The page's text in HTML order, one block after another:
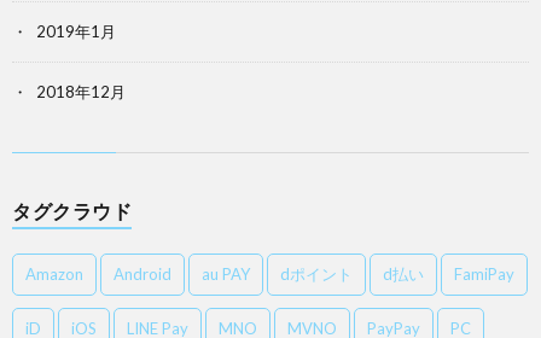
2019年1月
2018年12月
タグクラウド
Amazon Android au PAY dポイント d払い FamiPay
iD iOS LINE Pay MNO MVNO PayPay PC